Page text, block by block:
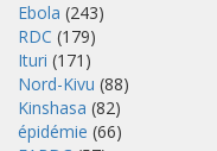
Ebola (243)
RDC (179)
Ituri (171)
Nord-Kivu (88)
Kinshasa (82)
épidémie (66)